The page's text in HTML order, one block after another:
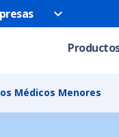
Médicos Menores